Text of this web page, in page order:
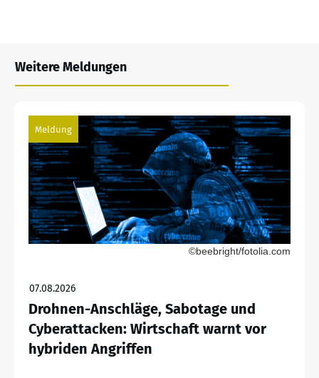
Weitere Meldungen
Meldung
©beebright/fotolia.com
07.08.2026
Drohnen-Anschläge, Sabotage und
Cyberattacken: Wirtschaft warnt vor
hybriden Angriffen